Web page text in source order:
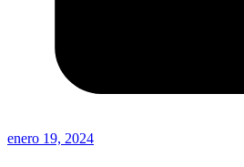
enero 19, 2024